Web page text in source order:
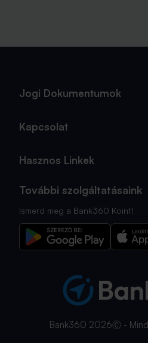
Jogi Dokumentumok
Kapcsolat
Hasznos Linkek
További szolgáltatásaink
Ismerd meg a Bank360 Koint!
Bank360 2026Ⓒ -